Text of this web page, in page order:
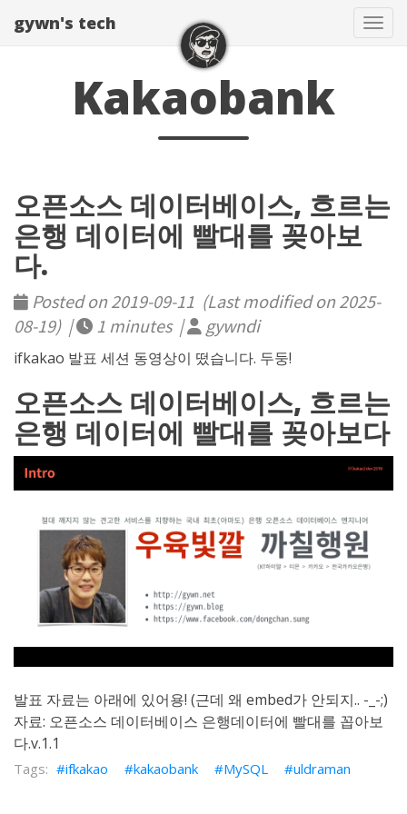
gywn's tech
Kakaobank
오픈소스 데이터베이스, 흐르는
은행 데이터에 빨대를 꽂아보
다.
Posted on 2019-09-11 (Last modified on 2025-
08-19) |
1 minutes | gywndi
ifkakao 발표 세션 동영상이 떴습니다. 두둥!
오픈소스 데이터베이스, 흐르는
은행 데이터에 빨대를 꽂아보다
발표 자료는 아래에 있어용! (근데 왜 embed가 안되지.. -_-;)
자료: 오픈소스 데이터베이스 은행데이터에 빨대를 꼽아보
다.v.1.1
ifkakao kakaobank MySQL uldraman